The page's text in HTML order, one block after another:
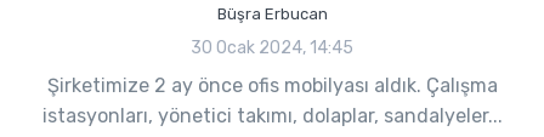
Büşra Erbucan
30 Ocak 2024, 14:45
Şirketimize 2 ay önce ofis mobilyası aldık. Çalışma
istasyonları, yönetici takımı, dolaplar, sandalyeler...